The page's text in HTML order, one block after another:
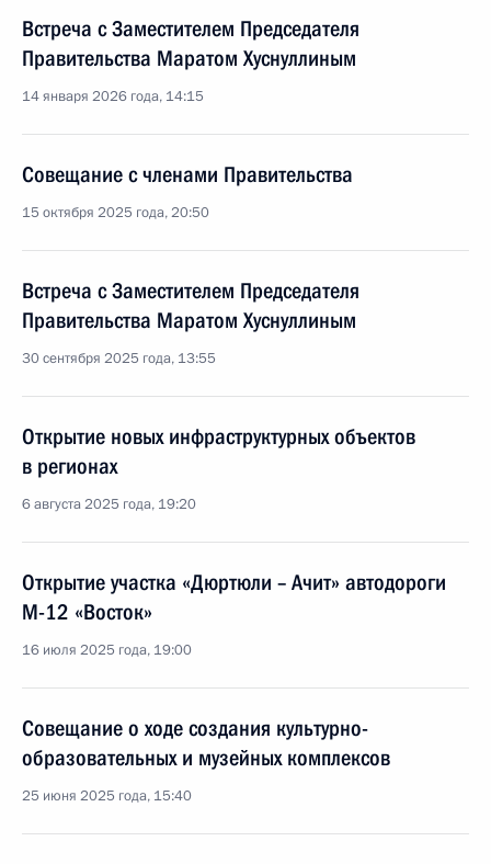
Встреча с Заместителем Председателя
Правительства Маратом Хуснуллиным
14 января 2026 года, 14:15
Совещание с членами Правительства
15 октября 2025 года, 20:50
Встреча с Заместителем Председателя
Правительства Маратом Хуснуллиным
30 сентября 2025 года, 13:55
Открытие новых инфраструктурных объектов
в регионах
6 августа 2025 года, 19:20
Открытие участка «Дюртюли – Ачит» автодороги
М-12 «Восток»
16 июля 2025 года, 19:00
Совещание о ходе создания культурно-
образовательных и музейных комплексов
25 июня 2025 года, 15:40